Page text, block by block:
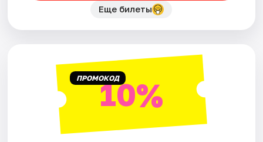
Еще билеты
ПРОМОКОД10%